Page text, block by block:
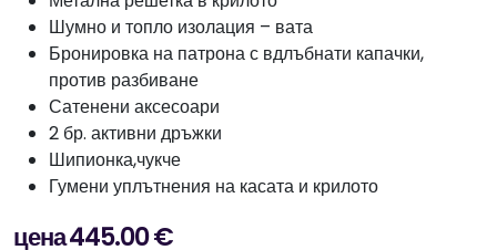
Шумно и топло изолация – вата
Бронировка на патрона с вдлъбнати капачки,
против разбиване
Сатенени аксесоари
2 бр. активни дръжки
Шипионка,чукче
Гумени уплътнения на касата и крилото
цена 445.00 €